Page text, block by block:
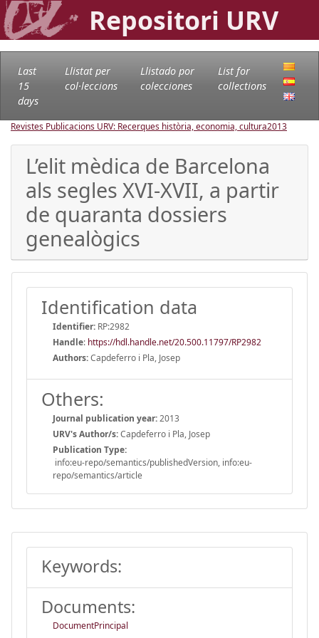
Repositori URV
Last
15
days
Llistat per
col·leccions
Llistado por
colecciones
List for
collections
Revistes Publicacions URV: Recerques història, economia, cultura2013
L’elit mèdica de Barcelona
als segles XVI-XVII, a partir
de quaranta dossiers
genealògics
Identification data
Identifier: RP:2982
Handle: https://hdl.handle.net/20.500.11797/RP2982
Authors:Capdeferro i Pla, Josep
Others:
Journal publication year:2013
URV's Author/s:Capdeferro i Pla, Josep
Publication Type:
info:eu-repo/semantics/publishedVersion, info:eu-
repo/semantics/article
Keywords:
Documents:
DocumentPrincipal